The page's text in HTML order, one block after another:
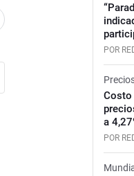
POR
Costo
a
POR